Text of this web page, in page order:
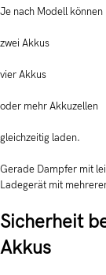
Je nach Modell
zwei Akkus
vier Akkus
oder mehr Akkuzellen
gleichzeitig laden.
Gerade Dampfer mit
Ladegerät mit
Sicherheit
Akkus